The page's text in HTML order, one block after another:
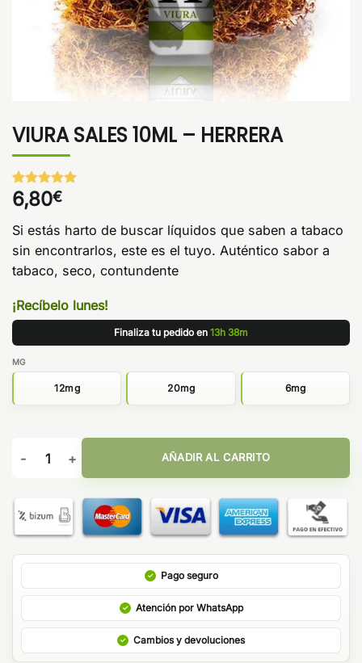
VIURA SALES 10ML – HERRERA
Valorado
con5de 5
en base a
1
valoración
de un
6,80€
Si estás harto de buscar líquidos que saben a tabaco
sin encontrarlos, este es el tuyo. Auténtico sabor a
tabaco, seco, contundente
¡Recíbelo lunes!
Finaliza tu pedido en 13h 38m
MG
12mg 20mg 6mg
VIURA SALES 10ML - HERRERA cantidad
AÑADIR AL CARRITO
Pago seguro
Atención por WhatsApp
Cambios y devoluciones